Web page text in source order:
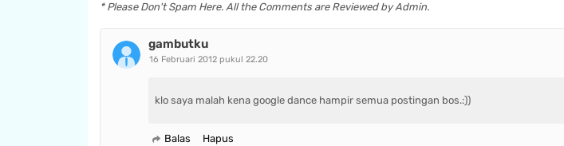
* Please Don't Spam Here. All the Comments are Reviewed by Admin.
gambutku
16 Februari 2012 pukul 22.20
klo saya malah kena google dance hampir semua postingan bos.:))
Balas Hapus